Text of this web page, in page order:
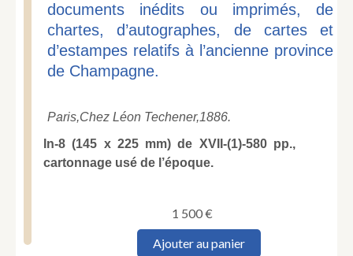
documents inédits ou imprimés, de
chartes, d’autographes, de cartes et
d’estampes relatifs à l’ancienne province
de Champagne.
Paris,Chez Léon Techener,1886.
In-8 (145 x 225 mm) de XVII-(1)-580 pp.,
cartonnage usé de l’époque.
1 500€
quantitéAjouter au panier